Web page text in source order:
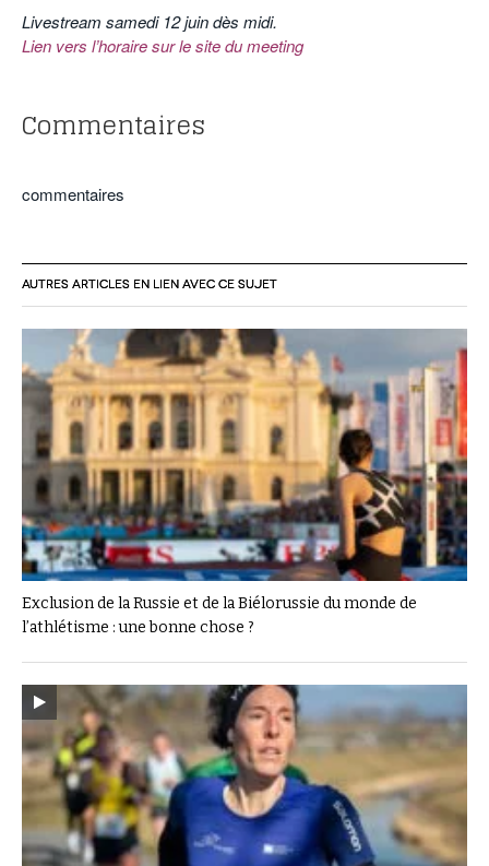
Livestream samedi 12 juin dès midi.
Lien vers l’horaire sur le site du meeting
Commentaires
commentaires
AUTRES ARTICLES EN LIEN AVEC CE SUJET
Exclusion de la Russie et de la Biélorussie du monde de
l’athlétisme : une bonne chose ?